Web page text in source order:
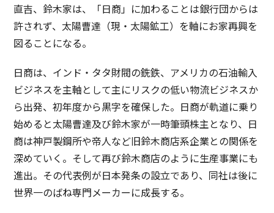
直吉、鈴木家は、「日商」に加わることは銀行団からは
許されず、太陽曹達（現・太陽鉱工）を軸にお家再興を
図ることになる。
日商は、インド・タタ財閥の銑鉄、アメリカの石油輸入
ビジネスを主軸として主にリスクの低い物流ビジネスか
ら出発、初年度から黒字を確保した。日商が軌道に乗り
始めると太陽曹達及び鈴木家が一時筆頭株主となり、日
商は神戸製鋼所や帝人など旧鈴木商店系企業との関係を
深めていく。そして再び鈴木商店のように生産事業にも
進出。その代表例が日本発条の設立であり、同社は後に
世界一のばね専門メーカーに成長する。